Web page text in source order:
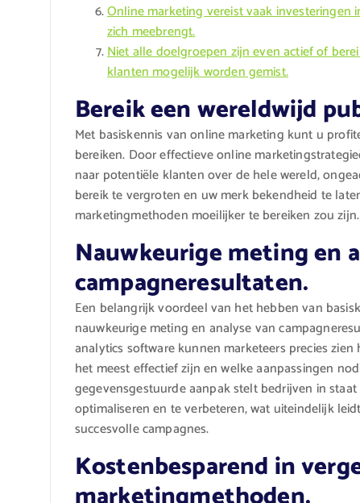
Online marketing vereist vaak
zich meebrengt.
Niet alle doelgroepen zijn even actief of
klanten mogelijk worden gemist.
Bereik een wereldwijd
Met basiskennis van online marketing kunt u
bereiken. Door effectieve online
naar potentiële klanten over de hele wereld,
bereik te vergroten en uw merk bekendheid te
marketingmethoden moeilijker te bereiken zou zijn.
Nauwkeurige meting en
campagneresultaten.
Een belangrijk voordeel van het hebben van
nauwkeurige meting en analyse van
analytics software kunnen marketeers precies
het meest effectief zijn en welke aanpassingen
gegevensgestuurde aanpak stelt bedrijven in
optimaliseren en te verbeteren, wat uiteindelijk
succesvolle campagnes.
Kostenbesparend in